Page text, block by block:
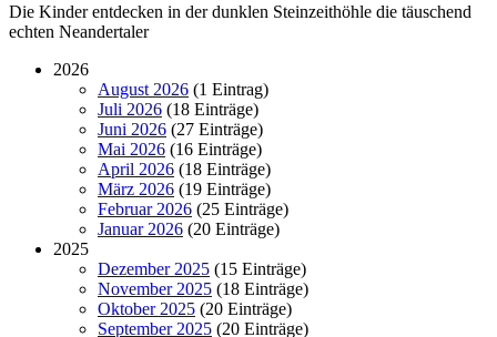
Die Kinder entdecken in der dunklen Steinzeithöhle die täuschend
echten Neandertaler
2026
August 2026 (1 Eintrag)
Juli 2026 (18 Einträge)
Juni 2026 (27 Einträge)
Mai 2026 (16 Einträge)
April 2026 (18 Einträge)
März 2026 (19 Einträge)
Februar 2026 (25 Einträge)
Januar 2026 (20 Einträge)
2025
Dezember 2025 (15 Einträge)
November 2025 (18 Einträge)
Oktober 2025 (20 Einträge)
September 2025 (20 Einträge)